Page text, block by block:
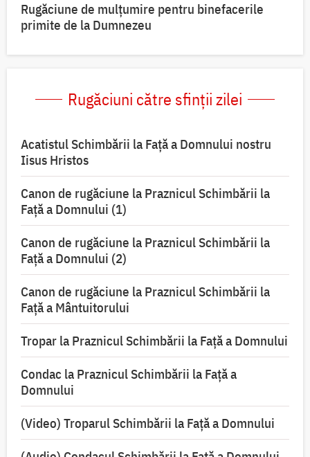
Rugăciune de mulțumire pentru binefacerile
primite de la Dumnezeu
Rugăciuni către sfinții zilei
Acatistul Schimbării la Faţă a Domnului nostru
Iisus Hristos
Canon de rugăciune la Praznicul Schimbării la
Faţă a Domnului (1)
Canon de rugăciune la Praznicul Schimbării la
Faţă a Domnului (2)
Canon de rugăciune la Praznicul Schimbării la
Față a Mântuitorului
Tropar la Praznicul Schimbării la Faţă a Domnului
Condac la Praznicul Schimbării la Faţă a
Domnului
(Video) Troparul Schimbării la Față a Domnului